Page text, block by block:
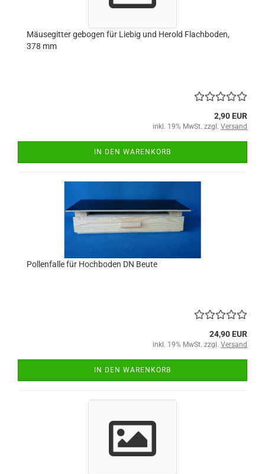
Mäusegitter gebogen für Liebig und Herold Flachboden,
378 mm
2,90 EUR
inkl. 19% MwSt. zzgl. Versand
IN DEN WARENKORB
Pollenfalle für Hochboden DN Beute
24,90 EUR
inkl. 19% MwSt. zzgl. Versand
IN DEN WARENKORB